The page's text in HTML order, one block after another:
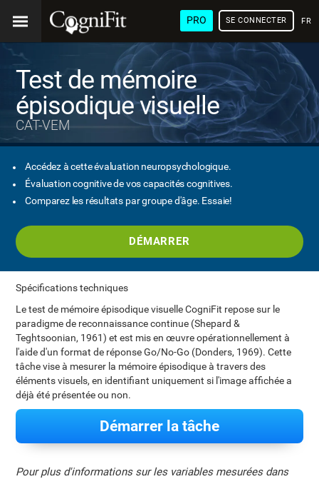
PRO SE CONNECTER
Test de mémoire
épisodique visuelle
CAT-VEM
Accédez à cette évaluation neuropsychologique.
Évaluation cognitive de vos capacités cognitives.
Comparez les résultats par groupe d'âge. Essaie!
DÉMARRER
Spécifications techniques
Le test de mémoire épisodique visuelle CogniFit repose sur le
paradigme de reconnaissance continue (Shepard &
Teghtsoonian, 1961) et est mis en œuvre opérationnellement à
l'aide d'un format de réponse Go/No-Go (Donders, 1969). Cette
tâche vise à mesurer la mémoire épisodique à travers des
éléments visuels, en identifiant uniquement si l'image affichée a
déjà été présentée ou non.
Démarrer la tâche
Pour plus d'informations sur les variables mesurées dans